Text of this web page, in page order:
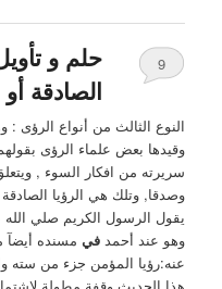
حلم و
الصادقة
9
النوع الثالث من أنواع الرؤى :
وقيدها بعض علماء الرؤى
سريرته من افكار السوء ,
يقول الرسول الكريم صلي
وهو عند أحمدفي مسنده أيضآ